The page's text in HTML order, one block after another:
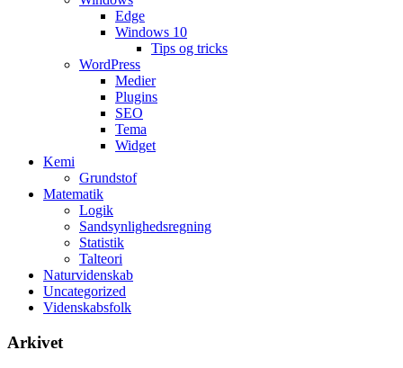
Edge
Windows 10
Tips og tricks
WordPress
Medier
Plugins
SEO
Tema
Widget
Kemi
Grundstof
Matematik
Logik
Sandsynlighedsregning
Statistik
Talteori
Naturvidenskab
Uncategorized
Videnskabsfolk
Arkivet